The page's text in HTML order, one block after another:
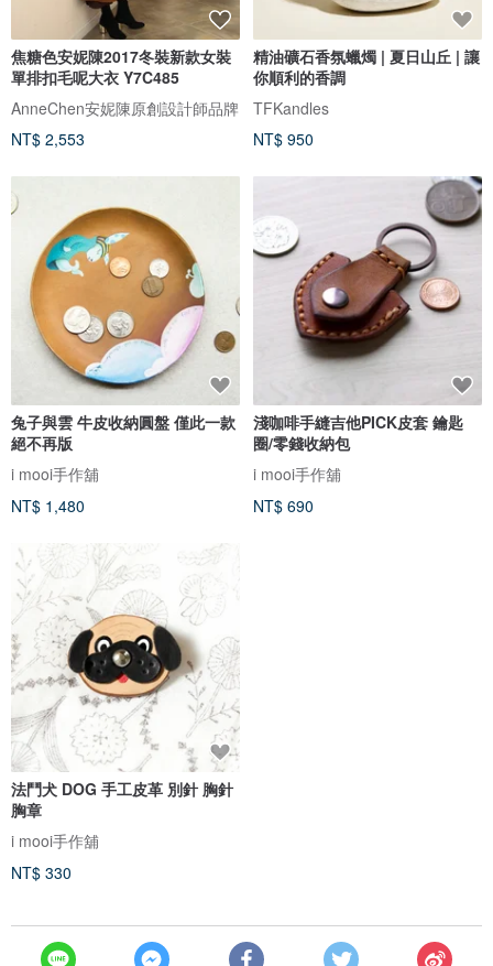
焦糖色安妮陳2017冬裝新款女裝
單排扣毛呢大衣 Y7C485
AnneChen安妮陳原創設計師品牌
NT$ 2,553
精油礦石香氛蠟燭 | 夏日山丘 | 讓
你順利的香調
TFKandles
NT$ 950
兔子與雲 牛皮收納圓盤 僅此一款
絕不再版
i mooi手作舖
NT$ 1,480
淺咖啡手縫吉他PICK皮套 鑰匙
圈/零錢收納包
i mooi手作舖
NT$ 690
法鬥犬 DOG 手工皮革 別針 胸針
胸章
i mooi手作舖
NT$ 330